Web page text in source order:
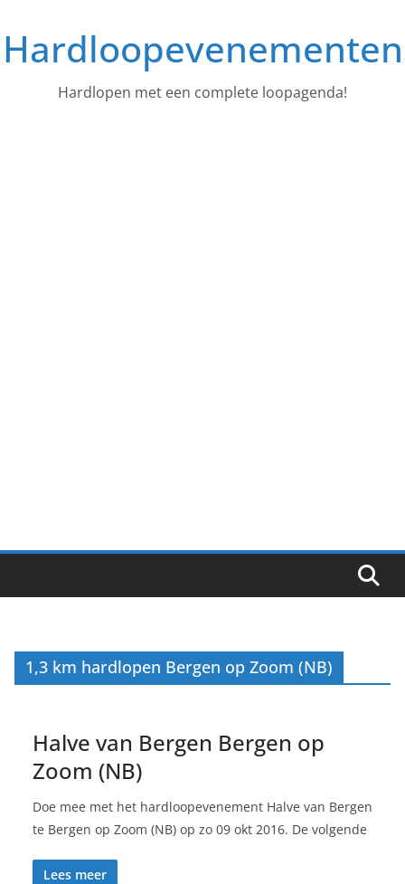
naar
deHardloopevenementen
Hardlopen met een complete loopagenda!
1,3 km hardlopen Bergen op Zoom (NB)
Halve van Bergen Bergen op
Zoom (NB)
Doe mee met het hardloopevenement Halve van Bergen
te Bergen op Zoom (NB) op zo 09 okt 2016. De volgende
Lees meer